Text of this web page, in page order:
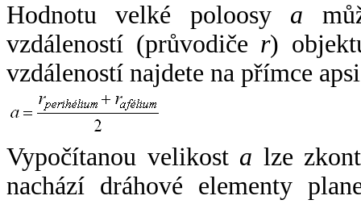
Hodnotu velké poloosy a
vzdáleností (průvodiče r)
vzdáleností najdete na přímce
Vypočítanou velikost a lze
nachází dráhové elementy